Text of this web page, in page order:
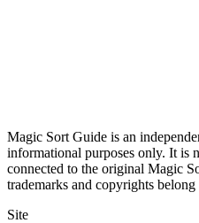
Magic Sort Guide is an
informational purposes only. It is
connected to the original Magic
trademarks and copyrights
Site